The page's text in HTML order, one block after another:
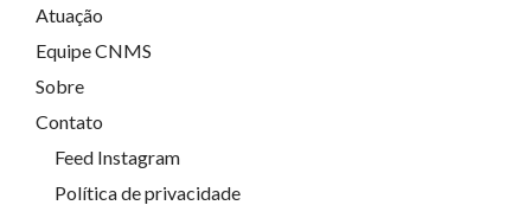
Atuação
Equipe CNMS
Sobre
Contato
Feed Instagram
Política de privacidade